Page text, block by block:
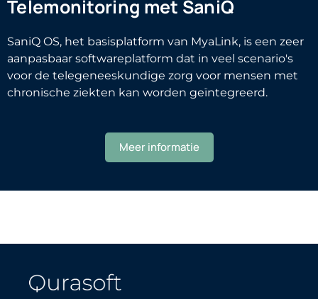
Telemonitoring met SaniQ
SaniQ OS, het basisplatform van MyaLink, is een zeer
aanpasbaar softwareplatform dat in veel scenario's
voor de telegeneeskundige zorg voor mensen met
chronische ziekten kan worden geïntegreerd.
Meer informatie